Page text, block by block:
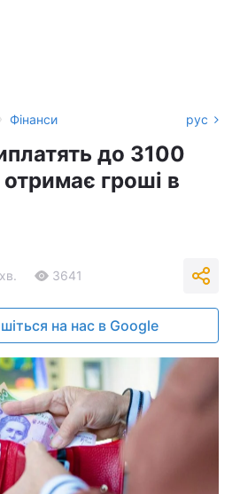
› Фінанси рус
до 3100
гроші в
3641
на нас в Google